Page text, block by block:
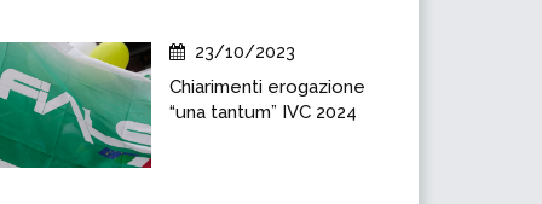
23/10/2023
Chiarimenti erogazione
“una tantum” IVC 2024